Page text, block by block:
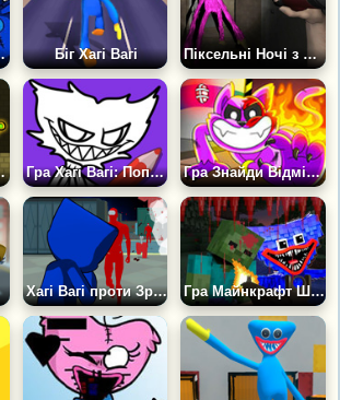
Вагі Біг Хагі Вагі Піксельні Ночі з Хагі Вагі
Вагі Гра Хагі Вагі: Поппі Плейтайм Розмальовки Гра Знайди Відмінності: Пригоди Кота Кетнапа!
Хагі Вагі проти Зрадників Гра Майнкрафт Шутер: Монстр Рояль